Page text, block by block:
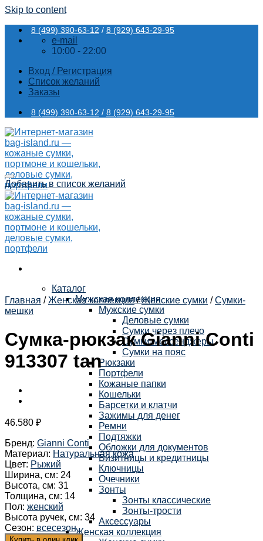
Skip to content
8 (499) 390-63-12 / 8 (929) 643-29-95
e-mail
10:00 - 22:00
Вход / Регистрация
Список желаний
Заказы
8 (499) 390-63-12 / 8 (929) 643-29-95
Каталог
Мужская коллекция
Мужские сумки
Деловые сумки
Сумки через плечо
Сумки-мессенджеры
Сумки на пояс
Рюкзаки
Портфели
Кожаные папки
Кошельки
Барсетки и клатчи
Зажимы для денег
Ремни
Подтяжки
Обложки для документов
Визитницы и кредитницы
Ключницы
Очечники
Зонты
Зонты классические
Зонты-трости
Аксессуары
Женская коллекция
Добавить в список желаний
Главная / Женская коллекция / Женские сумки / Сумки-
мешки
Сумка-рюкзак Gianni Conti
913307 tan
46.580 ₽
Бренд: Gianni Conti
Материал: Натуральная кожа
Цвет: Рыжий
Ширина, см: 24
Высота, см: 31
Толщина, см: 14
Пол: женский
Высота ручек, см: 34
Сезон: всесезон